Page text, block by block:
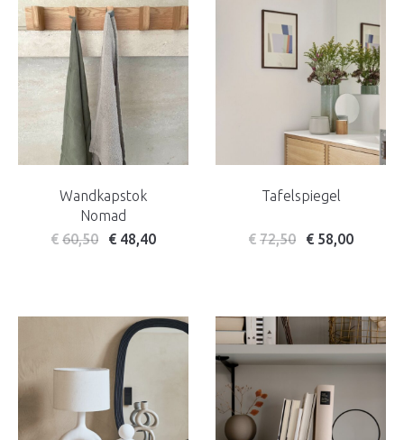
Wandkapstok
Nomad
€ 60,50 € 48,40
Tafelspiegel
€ 72,50 € 58,00